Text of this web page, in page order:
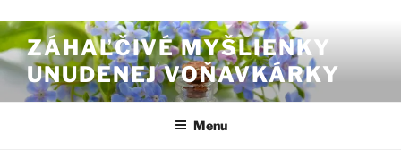
ZÁHAĽČIVÉ MYŠLIENKY
UNUDENEJ VOŇAVKÁRKY
Menu